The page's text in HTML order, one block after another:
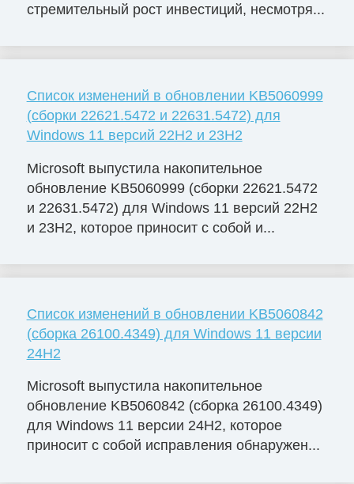
стремительный рост инвестиций, несмотря...
Список изменений в обновлении KB5060999
(сборки 22621.5472 и 22631.5472) для
Windows 11 версий 22H2 и 23H2
Microsoft выпустила накопительное
обновление KB5060999 (сборки 22621.5472
и 22631.5472) для Windows 11 версий 22H2
и 23H2, которое приносит с собой и...
Список изменений в обновлении KB5060842
(сборка 26100.4349) для Windows 11 версии
24H2
Microsoft выпустила накопительное
обновление KB5060842 (сборка 26100.4349)
для Windows 11 версии 24H2, которое
приносит с собой исправления обнаружен...